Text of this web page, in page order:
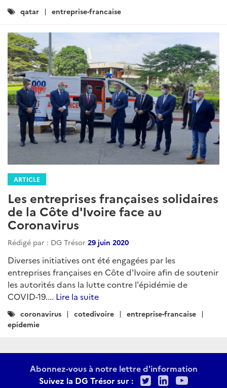
Catégories
qatar entreprise-francaise
ARTICLE
Les entreprises françaises solidaires
de la Côte d'Ivoire face au
Coronavirus
Rédigé par : DG Trésor 29 juin 2020
Diverses initiatives ont été engagées par les
entreprises françaises en Côte d'Ivoire afin de soutenir
les autorités dans la lutte contre l'épidémie de
COVID-19.... Lire la suite
Catégories
:
coronavirus cotedivoire
entreprise-francaise
epidemie
Abonnez-vous à notre lettre d'information
Suivez la DG Trésor sur :
TwitterLinkedIn